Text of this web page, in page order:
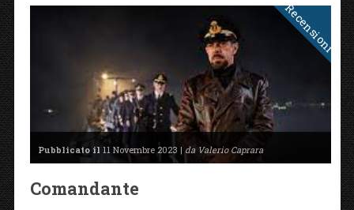
Recensioni
Pubblicato il 11 Novembre 2023 | da Valerio Caprara
Comandante